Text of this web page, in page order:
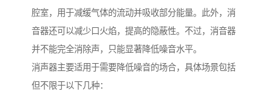
腔室，用于减缓气体的流动并吸收部分能量。此外，消
音器还可以减少口火焰，提高的隐蔽性。不过，消音器
并不能完全消除声，只能显著降低噪音水平。
消声器主要适用于需要降低噪音的场合，具体场景包括
但不限于以下几种：